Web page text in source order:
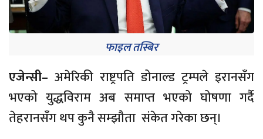
फाइल तस्बिर
एजेन्सी– अमेरिकी राष्ट्रपति डोनाल्ड ट्रम्पले इरानसँग
भएको युद्धविराम अब समाप्त भएको घोषणा गर्दै
तेहरानसँग थप कुनै सम्झौता संकेत गरेका छन्।